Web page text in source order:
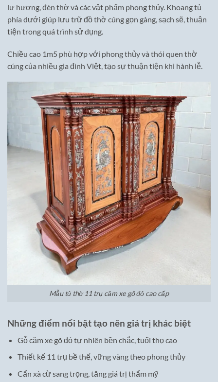
lư hương, đèn thờ và các vật phẩm phong thủy. Khoang tủ
phía dưới giúp lưu trữ đồ thờ cúng gọn gàng, sạch sẽ, thuận
tiện trong quá trình sử dụng.
Chiều cao 1m5 phù hợp với phong thủy và thói quen thờ
cúng của nhiều gia đình Việt, tạo sự thuận tiện khi hành lễ.
Mẫu tủ thờ 11 trụ căm xe gõ đỏ cao cấp
Những điểm nổi bật tạo nên giá trị khác biệt
Gỗ căm xe gõ đỏ tự nhiên bền chắc, tuổi thọ cao
Thiết kế 11 trụ bề thế, vững vàng theo phong thủy
Cẩn xà cừ sang trọng, tăng giá trị thẩm mỹ